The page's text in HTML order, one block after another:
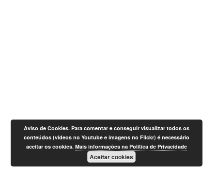
Aviso de Cookies. Para comentar e conseguir visualizar todos os
conteúdos (vídeos no Youtube e imagens no Flickr) é necessário
aceitar os cookies.Mais informações na Política de Privacidade
Aceitar cookies